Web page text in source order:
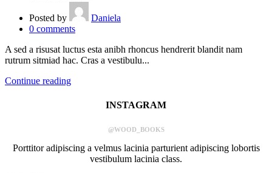
Posted by
Daniela
0 comments
A sed a risusat luctus esta anibh rhoncus hendrerit blandit nam
rutrum sitmiad hac. Cras a vestibulu...
Continue reading
INSTAGRAM
@WOOD_BOOKS
Porttitor adipiscing a velmus lacinia parturient adipiscing lobortis
vestibulum lacinia class.